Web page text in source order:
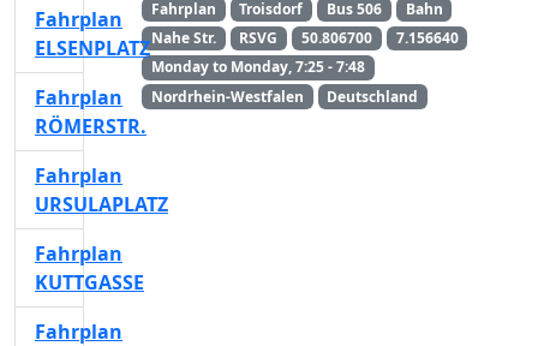
Fahrplan Troisdorf Bus 506
Bahn
Nahe Str.
RSVG 50.806700
7.156640
Monday to Monday, 7:25 - 7:48
Nordrhein-Westfalen
Deutschland
Fahrplan
ELSENPLATZ
Fahrplan
RÖMERSTR.
Fahrplan
URSULAPLATZ
Fahrplan
KUTTGASSE
Fahrplan